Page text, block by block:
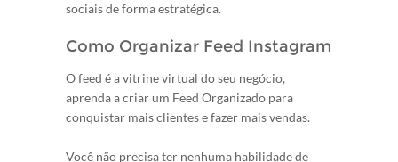
sociais de forma estratégica.
Como Organizar Feed Instagram
O feed é a vitrine virtual do seu negócio,
aprenda a criar um Feed Organizado para
conquistar mais clientes e fazer mais vendas.
Você não precisa ter nenhuma habilidade de